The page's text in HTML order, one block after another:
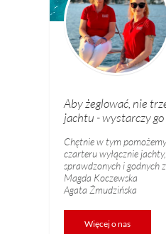
Aby żeglować, nie
jachtu - wystarczy
Chętnie w tym
czarteru wyłącznie
sprawdzonych i godnych
Magda Koczewska
Agata Żmudzińska
Więcej o nas